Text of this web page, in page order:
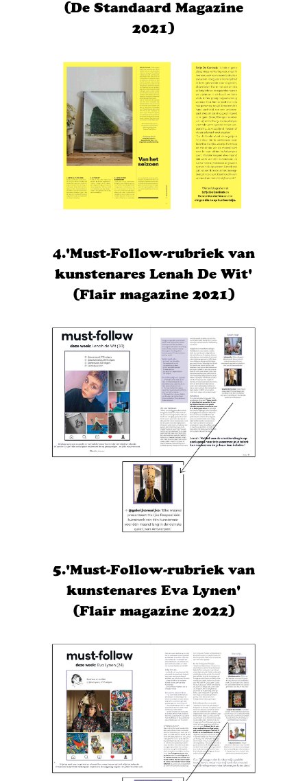
(De Standaard Magazine
2021)
4.'Must-Follow-rubriek van
kunstenares Lenah De Wit'
(Flair magazine 2021)
5.'Must-Follow-rubriek van
kunstenares Eva Lynen'
(Flair magazine 2022)